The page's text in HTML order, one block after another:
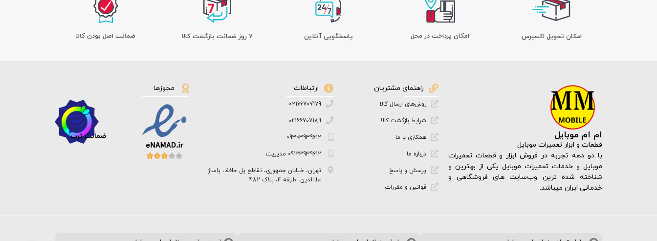
اﻣﮑﺎن ﺗﺤﻮﯾﻞ اﮐﺴﭙﺮس امکان پرداخت در محل پاسخگویی آنلاین 7 روز ضمانت بازگشت کالا ﺿﻤﺎﻧﺖ اﺻﻞ ﺑﻮدن ﮐﺎﻟﺎ
ام ام موبایل
قطعات و ابزار تعمیرات موبایل
با دو دهه تجربه در فروش ابزار و قطعات تعمیرات
موبایل و خدمات تعمیرات موبایل یکی از بهترین و
شناخته شده ترین وب‌سایت های فروشگاهی و
خدماتی ایران میباشد.
راهنمای مشتریان
روش‌های ارسال کالا
شرایط بازگشت کالا
همکاری با ما
درباره ما
پرسش و پاسخ
قوانین و مقررات
ارتباطات
02166707179
02166707189
09303939612
09123939612 مدیریت
تهران، خیابان جمهوری، تقاطع پل حافظ، پاساژ
علاالدین، طبقه 4، پلاک 482
مجوزها
ضمانت ترب